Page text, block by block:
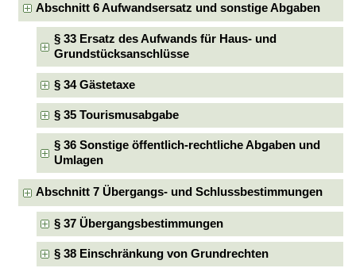
Abschnitt 6 Aufwandsersatz und sonstige Abgaben
§ 33 Ersatz des Aufwands für Haus- und
Grundstücksanschlüsse
§ 34 Gästetaxe
§ 35 Tourismusabgabe
§ 36 Sonstige öffentlich-rechtliche Abgaben und
Umlagen
Abschnitt 7 Übergangs- und Schlussbestimmungen
§ 37 Übergangsbestimmungen
§ 38 Einschränkung von Grundrechten